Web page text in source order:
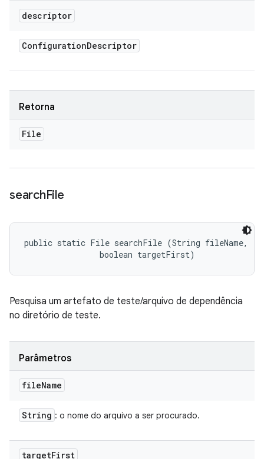
descriptor
ConfigurationDescriptor
Retorna
File
searchFile
public static File searchFile (String fileName,
                boolean targetFirst)
Pesquisa um artefato de teste/arquivo de dependência
no diretório de teste.
Parâmetros
fileName
String : o nome do arquivo a ser procurado.
targetFirst